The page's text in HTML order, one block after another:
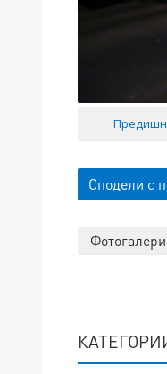
Сподели с